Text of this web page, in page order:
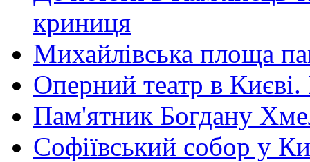
криниця
Михайлівська площа
Оперний театр в
Пам'ятник Богдану
Софіївський собор у